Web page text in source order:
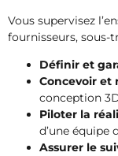
Vous supervisez
fournisseurs, sous-
Définir et
Concevoir et
conception
Piloter la
d’une équipe
Assurer le